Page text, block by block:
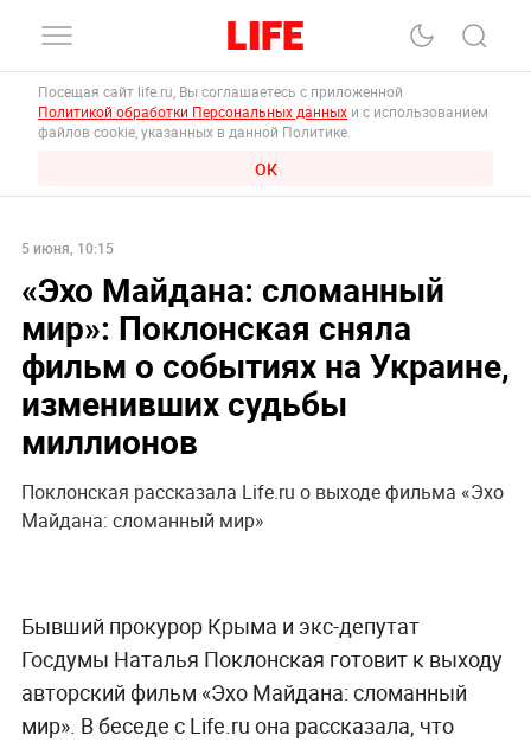
Посещая сайт life.ru, Вы соглашаетесь с приложенной
Политикой обработки Персональных данных и с использованием
файлов cookie, указанных в данной Политике.
ОК
5 июня, 10:15
«Эхо Майдана: сломанный
мир»: Поклонская сняла
фильм о событиях на Украине,
изменивших судьбы
миллионов
Поклонская рассказала Life.ru о выходе фильма «Эхо
Майдана: сломанный мир»
Бывший прокурор Крыма и экс-депутат
Госдумы Наталья Поклонская готовит к выходу
авторский фильм «Эхо Майдана: сломанный
мир». В беседе с Life.ru она рассказала, что